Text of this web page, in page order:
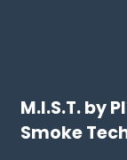
M.I.S.T. by
Smoke